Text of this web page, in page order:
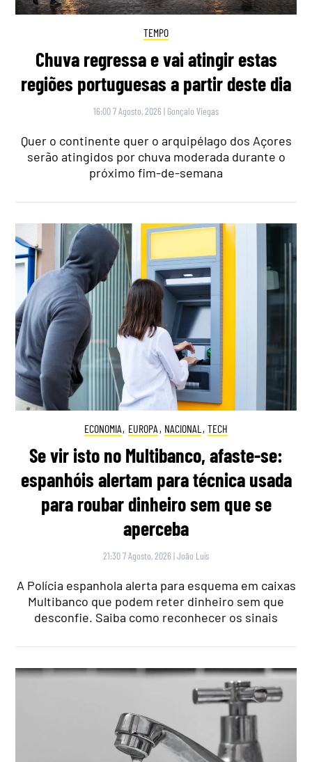
TEMPO
Chuva regressa e vai atingir estas
regiões portuguesas a partir deste dia
16:00 7 Agosto, 2026 | Gonçalo Viegas
Quer o continente quer o arquipélago dos Açores
serão atingidos por chuva moderada durante o
próximo fim-de-semana
ECONOMIA, EUROPA , NACIONAL , TECH
Se vir isto no Multibanco, afaste-se:
espanhóis alertam para técnica usada
para roubar dinheiro sem que se
aperceba
21:30 7 Agosto, 2026 |João Luís
A Polícia espanhola alerta para esquema em caixas
Multibanco que podem reter dinheiro sem que
desconfie. Saiba como reconhecer os sinais